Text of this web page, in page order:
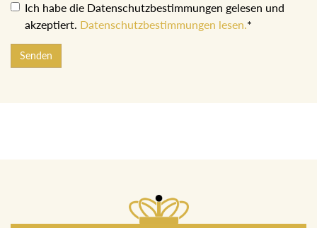
Ich habe die Datenschutzbestimmungen gelesen und
akzeptiert. Datenschutzbestimmungen lesen.*
Senden